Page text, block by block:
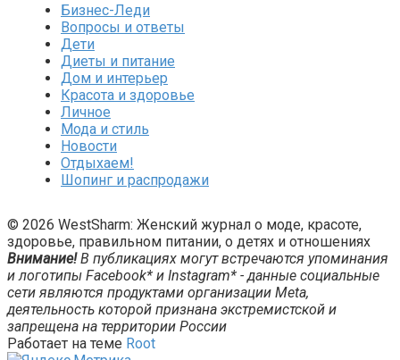
Бизнес-Леди
Вопросы и ответы
Дети
Диеты и питание
Дом и интерьер
Красота и здоровье
Личное
Мода и стиль
Новости
Отдыхаем!
Шопинг и распродажи
© 2026 WestSharm: Женский журнал о моде, красоте,
здоровье, правильном питании, о детях и отношениях
Внимание!В публикациях могут встречаются упоминания
и логотипы Facebook* и Instagram* - данные социальные
сети являются продуктами организации Meta,
деятельность которой признана экстремистской и
запрещена на территории России
Работает на теме Root